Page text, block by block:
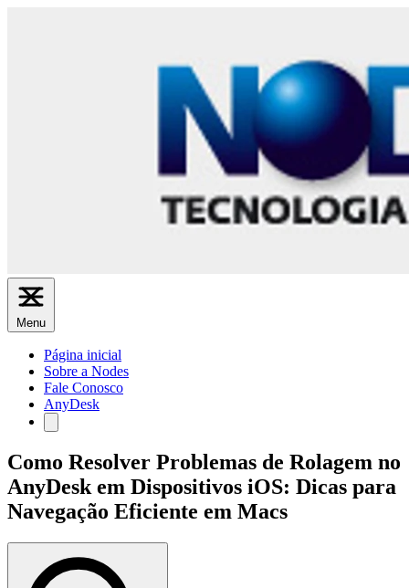
Menu
Página inicial
Sobre a Nodes
Fale Conosco
AnyDesk
Como Resolver Problemas de Rolagem no
AnyDesk em Dispositivos iOS: Dicas para
Navegação Eficiente em Macs